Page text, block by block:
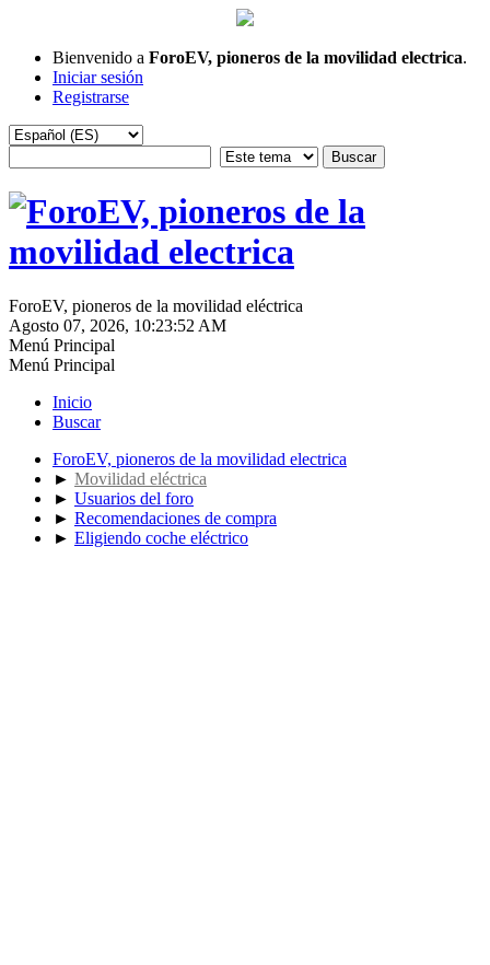
Bienvenido a ForoEV, pioneros de la movilidad electrica.
Iniciar sesión
Registrarse
ForoEV, pioneros de la movilidad eléctrica
Agosto 07, 2026, 10:23:52 AM
Menú Principal
Menú Principal
Inicio
Buscar
ForoEV, pioneros de la movilidad electrica
► Movilidad eléctrica
► Usuarios del foro
► Recomendaciones de compra
► Eligiendo coche eléctrico